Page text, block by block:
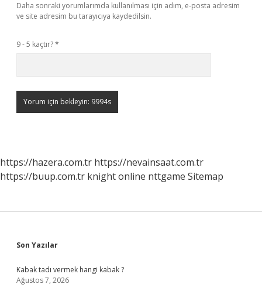
Daha sonraki yorumlarımda kullanılması için adım, e-posta adresim
ve site adresim bu tarayıcıya kaydedilsin.
9 - 5 kaçtır?*
https://hazera.com.tr https://nevainsaat.com.tr
https://buup.com.tr knight online nttgame Sitemap
Sidebar
Son Yazılar
Kabak tadı vermek hangi kabak ?
Ağustos 7, 2026